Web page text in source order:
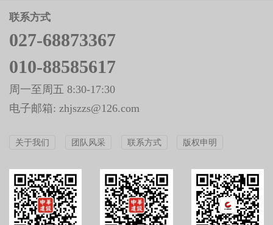
联系方式
027-68873367
010-88585617
周一至周五 8:30-17:30
电子邮箱: zhjszzs@126.com
关于我们 团队风采 联系方式 版权申明